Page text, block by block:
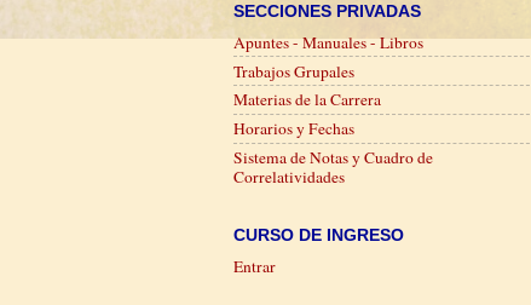
SECCIONES PRIVADAS
Apuntes - Manuales - Libros
Trabajos Grupales
Materias de la Carrera
Horarios y Fechas
Sistema de Notas y Cuadro de
Correlatividades
CURSO DE INGRESO
Entrar